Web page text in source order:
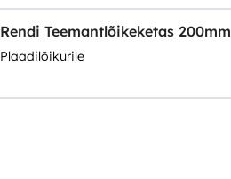
Rendi Teemantlõikeketas 200mm
Plaadilõikurile